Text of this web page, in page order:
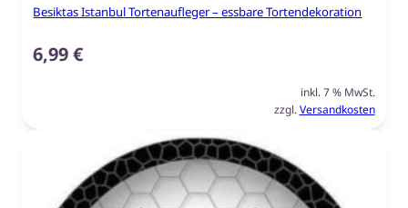
Besiktas Istanbul Tortenaufleger – essbare Tortendekoration
6,99€
inkl. 7 % MwSt.
zzgl.Versandkosten